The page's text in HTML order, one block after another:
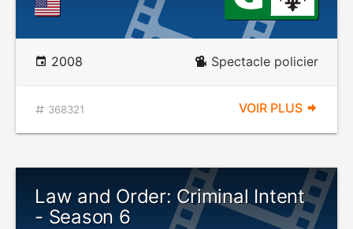
2008 Spectacle policier
368321 VOIR PLUS
Law and Order: Criminal Intent
- Season 6